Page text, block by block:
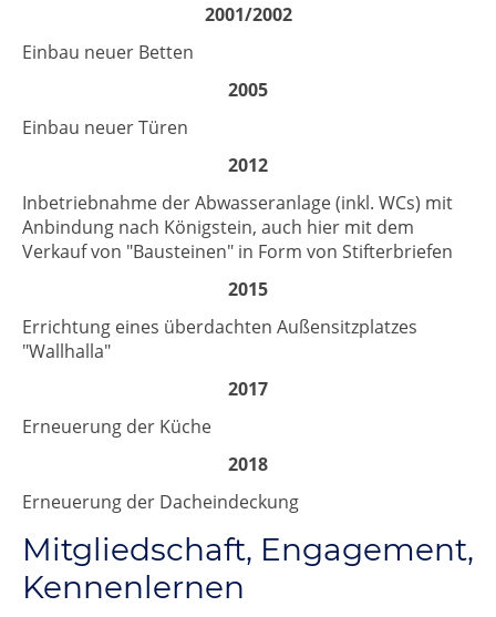
2001/2002
Einbau neuer Betten
2005
Einbau neuer Türen
2012
Inbetriebnahme der Abwasseranlage (inkl. WCs) mit
Anbindung nach Königstein, auch hier mit dem
Verkauf von "Bausteinen" in Form von Stifterbriefen
2015
Errichtung eines überdachten Außensitzplatzes
"Wallhalla"
2017
Erneuerung der Küche
2018
Erneuerung der Dacheindeckung
Mitgliedschaft, Engagement,
Kennenlernen